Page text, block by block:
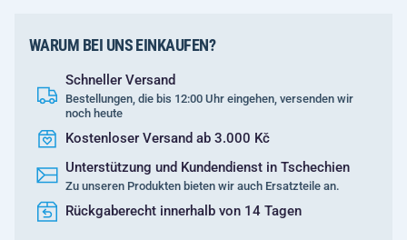
WARUM BEI UNS EINKAUFEN?
Schneller Versand
Bestellungen, die bis 12:00 Uhr eingehen, versenden wir
noch heute
Kostenloser Versand ab 3.000 Kč
Unterstützung und Kundendienst in Tschechien
Zu unseren Produkten bieten wir auch Ersatzteile an.
Rückgaberecht innerhalb von 14 Tagen